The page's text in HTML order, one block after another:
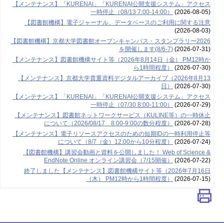
【メンテナンス】「KURENAI」「KURENAI公開支援システム」アクセス
一時停止（08/13 7:00-14:00）
(2026-08-05)
【図書館機構】電子ジャーナル、データベースのご利用に関する注意
(2026-08-03)
【図書館機構】京都大学図書館オープンキャンパス・スタンプラリー2026
を開催します(8/6-7)(2026-07-31)
【メンテナンス】図書館機構サイト等（2026年8月14日（金） PM12時か
ら1時間程度）
(2026-07-30)
【メンテナンス】京都大学貴重資料デジタルアーカイブ（2026年8月13
日）
(2026-07-30)
【メンテナンス】「KURENAI」「KURENAI公開支援システム」アクセス
一時停止（07/30 8:00-11:00）
(2026-07-29)
【メンテナンス】図書館ネットワークサービス（KULINE等）の一時休止
について（2026/08/17 8:00-9:00の数分程度）
(2026-07-28)
【メンテナンス】電子リソースアクセスのための短期IDの一時利用停止等
について（8/7（金）12:00から10分程度）
(2026-07-24)
【図書館機構】講習会動画と資料を公開しました！ Web of Science &
EndNote Online オンライン講習会（7/15開催）
(2026-07-22)
終了しました【メンテナンス】図書館機構サイト等（2026年7月16日
（木） PM12時から1時間程度）
(2026-07-15)